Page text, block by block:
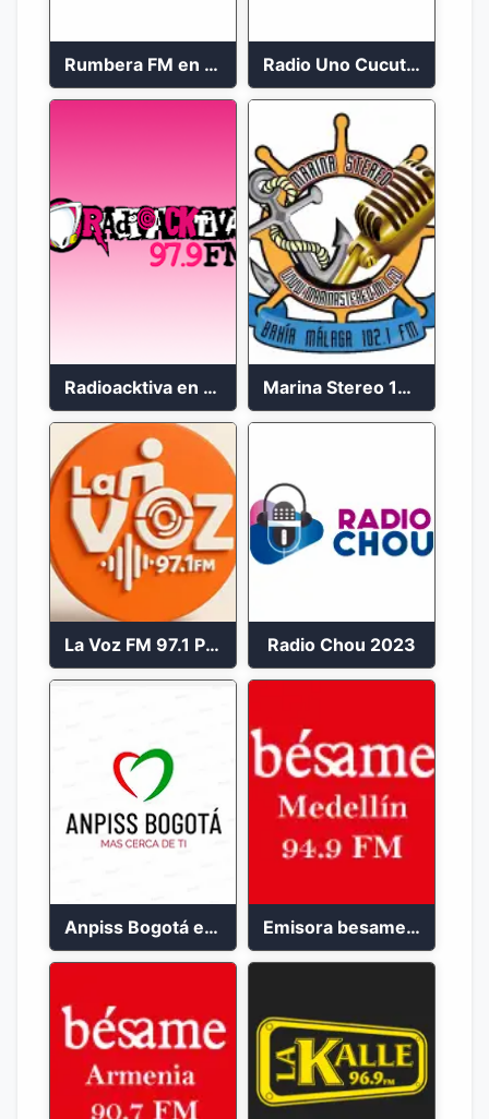
Rumbera FM en vivo 24/7 Radio Uno Cucuta 91.7 FM
Radioacktiva en vivo 97.9 FM Marina Stereo 102.1 FM
La Voz FM 97.1 Popayán en Vivo Radio Chou 2023
Anpiss Bogotá emisora 2023 Emisora besame medellín 2023